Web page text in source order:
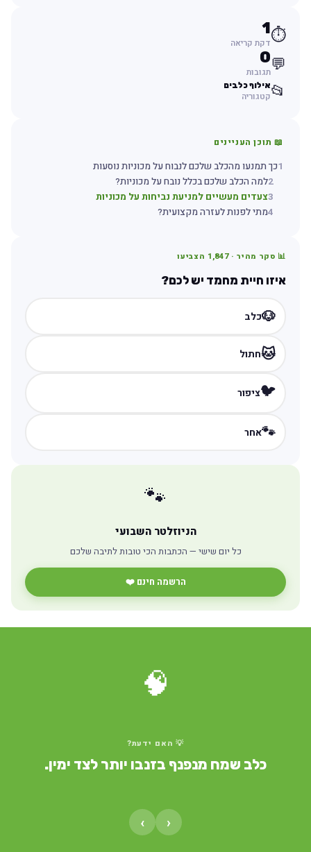
⏱️
1
דקת קריאה
💬
0
תגובות
📂אילוף כלבים
קטגוריה
📖 תוכן העניינים
כך תמנעו מהכלב שלכם לנבוח על מכוניות נוסעות
2למה הכלב שלכם בכלל נובח על מכוניות?
צעדים מעשיים למניעת נביחות על מכוניות
מתי לפנות לעזרה מקצועית?
📊 סקר מהיר · 1,847הצביעו
איזו חיית מחמד יש לכם?
🐶כלב
🐱חתול
🐦ציפור
🐾אחר
🐾
הניוזלטר השבועי
כל יום שישי — הכתבות הכי טובות לתיבה שלכם
הרשמה חינם ❤️
🧠
💡 האם ידעת?
כלב שמח מנפנף בזנבו יותר לצד ימין.